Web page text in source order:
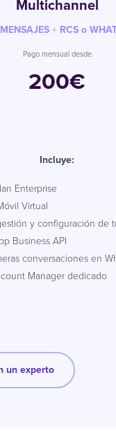
Multichannel
+ RCS o
Pago mensual desde
200€
Incluye:
Enterprise
Virtual
y configuración de
Business API
conversaciones en
Manager dedicado
un experto